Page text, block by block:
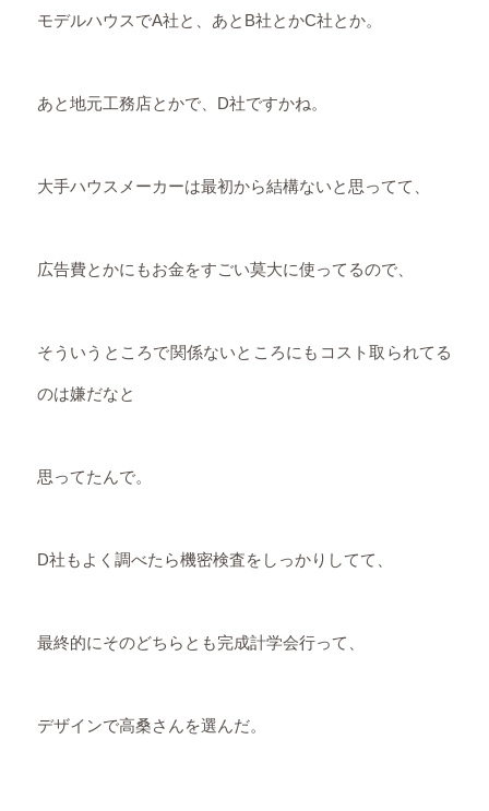
モデルハウスでA社と、あとB社とかC社とか。
あと地元工務店とかで、D社ですかね。
大手ハウスメーカーは最初から結構ないと思ってて、
広告費とかにもお金をすごい莫大に使ってるので、
そういうところで関係ないところにもコスト取られてる
のは嫌だなと
思ってたんで。
D社もよく調べたら機密検査をしっかりしてて、
最終的にそのどちらとも完成計学会行って、
デザインで高桑さんを選んだ。